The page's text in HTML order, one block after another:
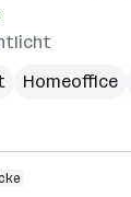
Homeoffice